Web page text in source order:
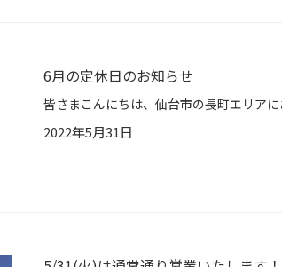
6月の定休日のお知らせ
2022年5月31日